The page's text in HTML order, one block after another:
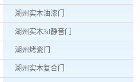
湖州实木油漆门
湖州实木3d静音门
湖州烤瓷门
湖州实木复合门